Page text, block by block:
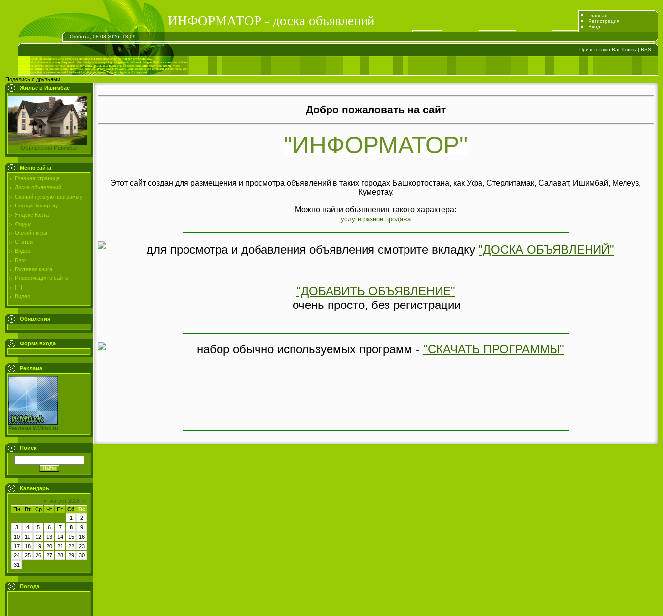
ИНФОРМАТОР - доска объявлений
Главная
Регистрация
Вход
Суббота, 08.08.2026, 13:09
Приветствую Вас Гость | RSS
Поделись с друзьями:
Жилье в Ишимбае
Объявления Ишимбая
Меню сайта
Главная страница
Доска объявлений
Скачай нужную программу
Погода Кумертау
Яндекс Карта
Форум
Онлайн игры
Статьи
Видео
Блог
Гостевая книга
Информация о сайте
[...]
Видео
Обявления
Форма входа
Реклама
Реклама WMlink.ru
Поиск
Календарь
« Август 2026 »
Пн
Вт Ср Чт Пт Сб
Вс
1
2
3
4 5 6 7 8
9
10
11 12 13 14 15
16
17
18 19 20 21 22
23
24
25 26 27 28 29
30
31
Погода
Добро пожаловать на сайт
"ИНФОРМАТОР"
Этот сайт создан для размещения и просмотра объявлений в таких городах Башкортостана, как Уфа, Стерлитамак, Салават, Ишимбай, Мелеуз,
Кумертау.
Можно найти объявления такого характера:
услуги разное продажа
для просмотра и добавления объявления смотрите вкладку "ДОСКА ОБЪЯВЛЕНИЙ"
"ДОБАВИТЬ ОБЪЯВЛЕНИЕ"
очень просто, без регистрации
набор обычно используемых программ - "СКАЧАТЬ ПРОГРАММЫ"